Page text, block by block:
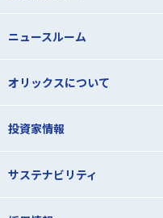
ニュースルーム
オリックスについて
投資家情報
サステナビリティ